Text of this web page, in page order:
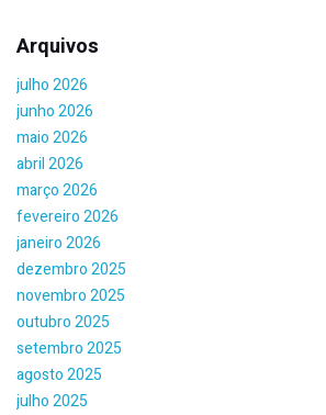
Arquivos
julho 2026
junho 2026
maio 2026
abril 2026
março 2026
fevereiro 2026
janeiro 2026
dezembro 2025
novembro 2025
outubro 2025
setembro 2025
agosto 2025
julho 2025